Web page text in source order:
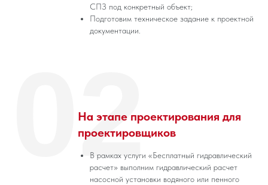
СПЗ под конкретный объект;
Подготовим техническое задание к проектной
документации.
На этапе проектирования для
проектировщиков
В рамках услуги «Бесплатный гидравлический
расчет» выполним гидравлический расчет
насосной установки водяного или пенного
02